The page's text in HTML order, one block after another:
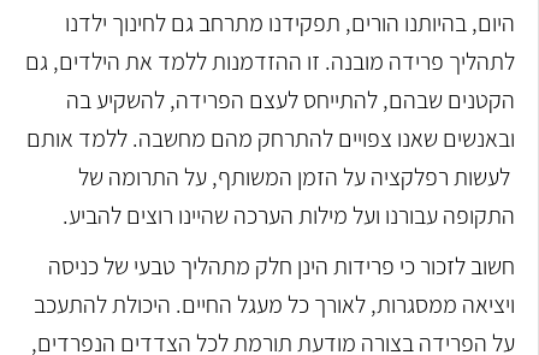
היום, בהיותנו הורים, תפקידנו מתרחב גם לחינוך ילדנו
לתהליך פרידה מובנה. זו ההזדמנות ללמד את הילדים, גם
הקטנים שבהם, להתייחס לעצם הפרידה, להשקיע בה
ובאנשים שאנו צפויים להתרחק מהם מחשבה. ללמד אותם
לעשות רפלקציה על הזמן המשותף, על התרומה של
התקופה עבורנו ועל מילות הערכה שהיינו רוצים להביע.
חשוב לזכור כי פרידות הינן חלק מתהליך טבעי של כניסה
ויציאה ממסגרות, לאורך כל מעגל החיים. היכולת להתעכב
על הפרידה בצורה מודעת תורמת לכל הצדדים הנפרדים,